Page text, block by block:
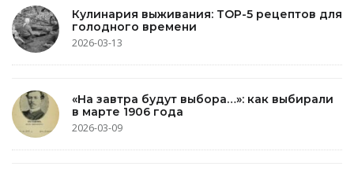
Кулинария выживания: TOP-5 рецептов для
голодного времени
2026-03-13
«На завтра будут выбора…»: как выбирали
в марте 1906 года
2026-03-09